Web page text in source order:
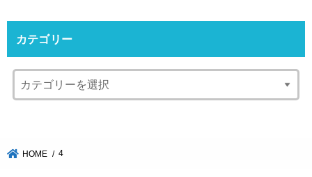
カテゴリー
HOME 4